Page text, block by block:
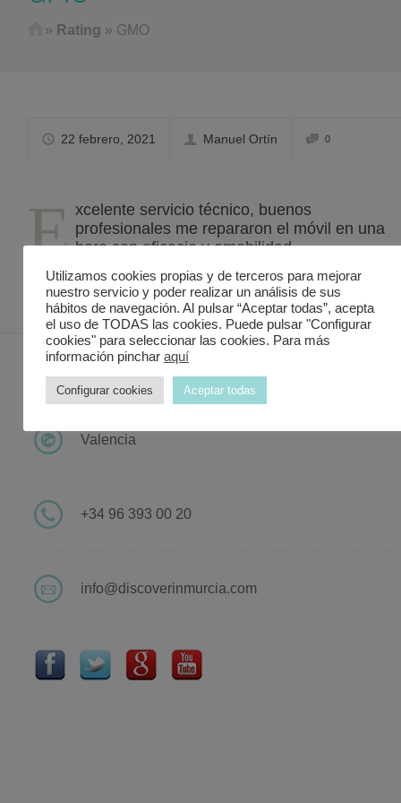
Home
» Rating » GMO
22 febrero, 2021 Manuel Ortín 0
E xcelente servicio técnico, buenos
profesionales me repararon el móvil en una
hora con eficacia y amabilidad.
Contacto Discover in Murcia
Valencia
+34 96 393 00 20
info@discoverinmurcia.com
Utilizamos cookies propias y de terceros para mejorar
nuestro servicio y poder realizar un análisis de sus
hábitos de navegación. Al pulsar “Aceptar todas”, acepta
el uso de TODAS las cookies. Puede pulsar "Configurar
cookies" para seleccionar las cookies. Para más
información pinchar aquí
Configurar cookies Aceptar todas